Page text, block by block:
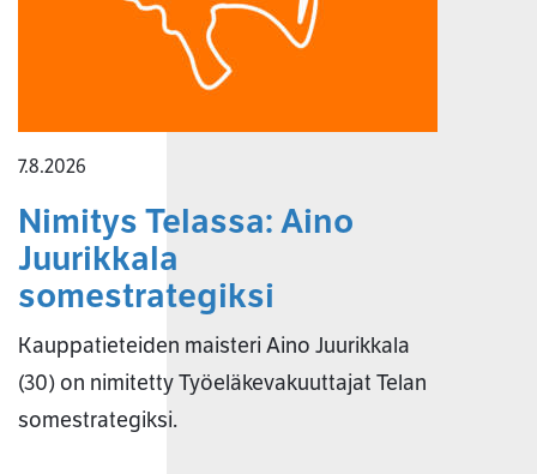
7.8.2026
Nimitys Telassa: Aino
Juurikkala
somestrategiksi
Kauppatieteiden maisteri Aino Juurikkala
(30) on nimitetty Työeläkevakuuttajat Telan
somestrategiksi.